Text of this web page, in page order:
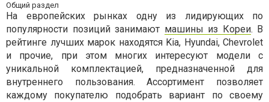
Общий раздел
На европейских рынках одну из лидирующих по
популярности позиций занимают машины из Кореи. В
рейтинге лучших марок находятся Kia, Hyundai, Chevrolet
и прочие, при этом многих интересуют модели с
уникальной комплектацией, предназначенной для
внутреннего пользования. Ассортимент позволяет
каждому покупателю подобрать вариант по своему